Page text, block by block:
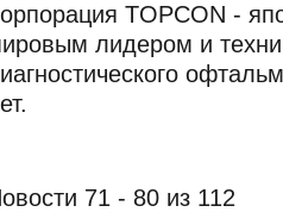
TOPCON -
лидером и
71 - 80 из 112